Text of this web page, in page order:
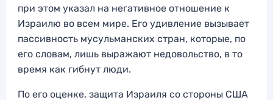
при этом указал на негативное отношение к
Израилю во всем мире. Его удивление вызывает
пассивность мусульманских стран, которые, по
его словам, лишь выражают недовольство, в то
время как гибнут люди.
По его оценке, защита Израиля со стороны США